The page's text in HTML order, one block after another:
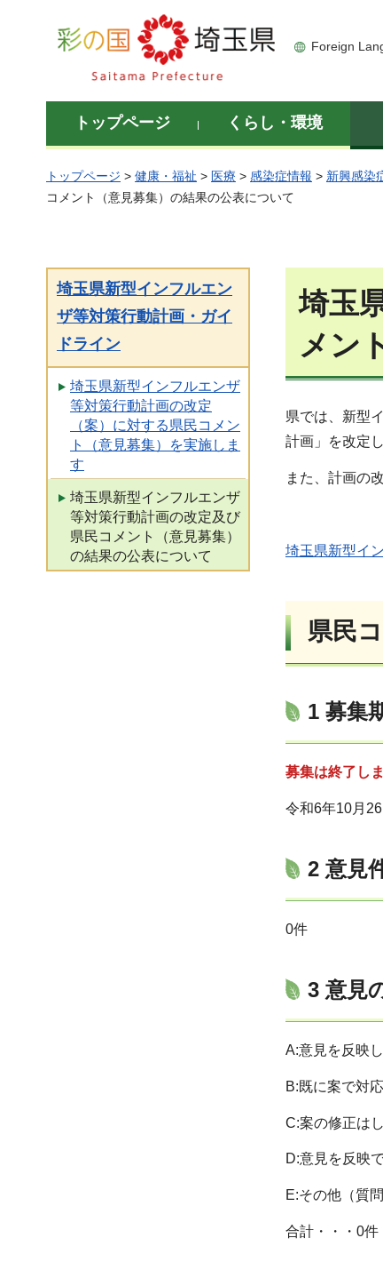
彩の国 埼玉県
Foreign
トップページ くらし・環境
トップページ > 健康・福祉 > 医療 > 感染症情報 > 新興感染
コメント（意見募集）の結果の公表について
埼玉県新型インフルエン
ザ等対策行動計画・ガイ
ドライン
埼玉県新型インフルエンザ
等対策行動計画の改定
（案）に対する県民コメン
ト（意見募集）を実施しま
す
埼玉県新型インフルエンザ
等対策行動計画の改定及び
県民コメント（意見募集）
の結果の公表について
埼玉
メン
県では、新型
計画」を改定
また、計画の
埼玉県新型イ
県民
1 募集
募集は終了し
令和6年10月
2 意見
0件
3 意見
A:意見を反映
B:既に案で対
C:案の修正は
D:意見を反映
E:その他（質
合計・・・0件